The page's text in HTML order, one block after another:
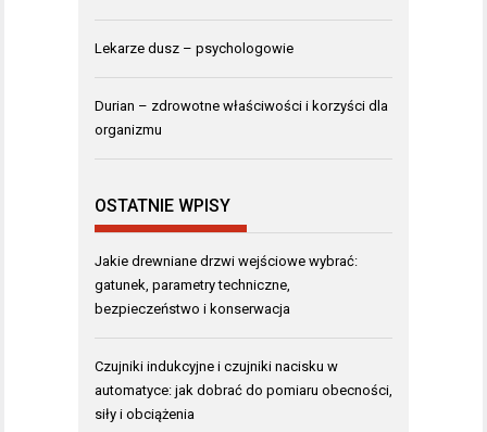
Lekarze dusz – psychologowie
Durian – zdrowotne właściwości i korzyści dla
organizmu
OSTATNIE WPISY
Jakie drewniane drzwi wejściowe wybrać:
gatunek, parametry techniczne,
bezpieczeństwo i konserwacja
Czujniki indukcyjne i czujniki nacisku w
automatyce: jak dobrać do pomiaru obecności,
siły i obciążenia